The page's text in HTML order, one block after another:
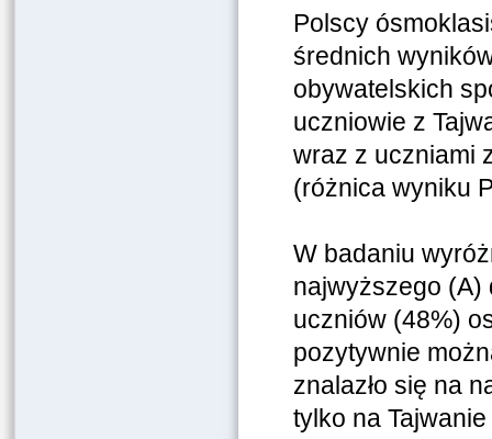
Polscy
średnich
obywatelskich
uczniowie z
wraz z uczniami
(różnica wyniku
W badaniu
najwyższego (A)
uczniów (48%)
pozytywnie
znalazło się na
tylko na